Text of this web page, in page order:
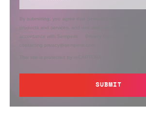
By submitting, you agree that Semperis may send you
products and services, and use and process your
accordance with Semperis’
contacting privacy@semperis.com.
This site is protected by reCAPTCHA.
SUBMIT